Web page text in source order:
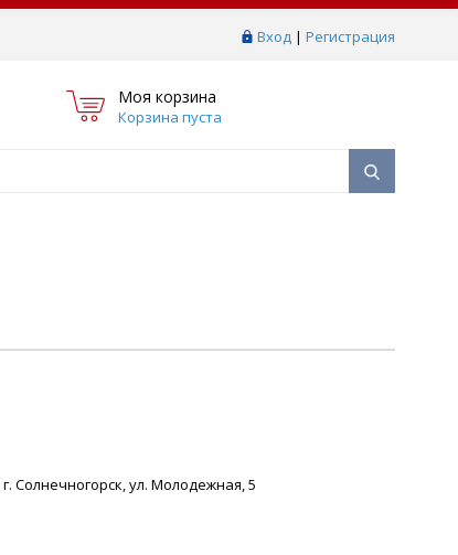
Вход | Регистрация
Моя корзина
Корзина пуста
г. Солнечногорск, ул. Молодежная, 5